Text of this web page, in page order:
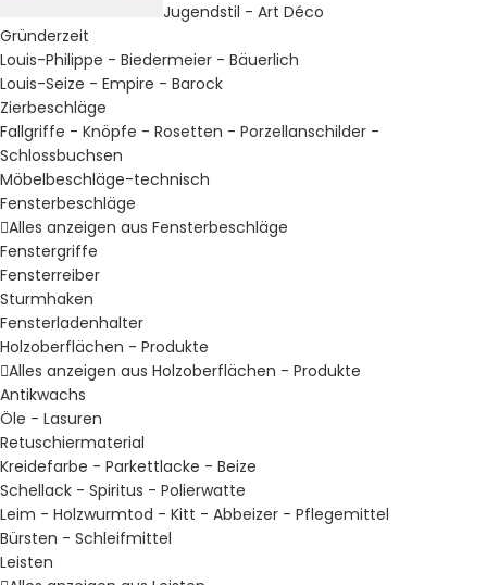
Jugendstil - Art Déco
Gründerzeit
Louis-Philippe - Biedermeier - Bäuerlich
Louis-Seize - Empire - Barock
Zierbeschläge
Fallgriffe - Knöpfe - Rosetten - Porzellanschilder -
Schlossbuchsen
Möbelbeschläge-technisch
Fensterbeschläge
Alles anzeigen aus Fensterbeschläge
Fenstergriffe
Fensterreiber
Sturmhaken
Fensterladenhalter
Holzoberflächen - Produkte
Alles anzeigen aus Holzoberflächen - Produkte
Antikwachs
Öle - Lasuren
Retuschiermaterial
Kreidefarbe - Parkettlacke - Beize
Schellack - Spiritus - Polierwatte
Leim - Holzwurmtod - Kitt - Abbeizer - Pflegemittel
Bürsten - Schleifmittel
Leisten